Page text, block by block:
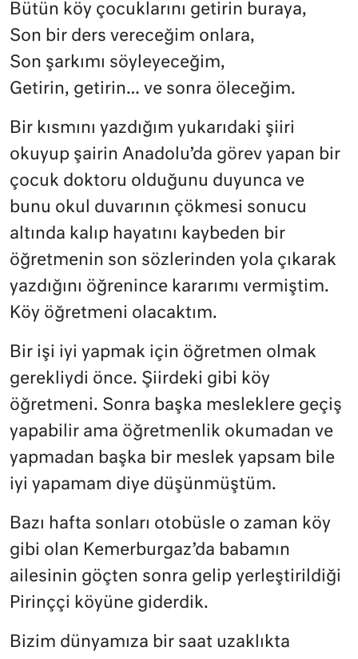
Bütün köy çocuklarını getirin buraya,
Son bir ders vereceğim onlara,
Son şarkımı söyleyeceğim,
Getirin, getirin… ve sonra öleceğim.
Bir kısmını yazdığım yukarıdaki şiiri
okuyup şairin Anadolu’da görev yapan bir
çocuk doktoru olduğunu duyunca ve
bunu okul duvarının çökmesi sonucu
altında kalıp hayatını kaybeden bir
öğretmenin son sözlerinden yola çıkarak
yazdığını öğrenince kararımı vermiştim.
Köy öğretmeni olacaktım.
Bir işi iyi yapmak için öğretmen olmak
gerekliydi önce. Şiirdeki gibi köy
öğretmeni. Sonra başka mesleklere geçiş
yapabilir ama öğretmenlik okumadan ve
yapmadan başka bir meslek yapsam bile
iyi yapamam diye düşünmüştüm.
Bazı hafta sonları otobüsle o zaman köy
gibi olan Kemerburgaz’da babamın
ailesinin göçten sonra gelip yerleştirildiği
Pirinççi köyüne giderdik.
Bizim dünyamıza bir saat uzaklıkta